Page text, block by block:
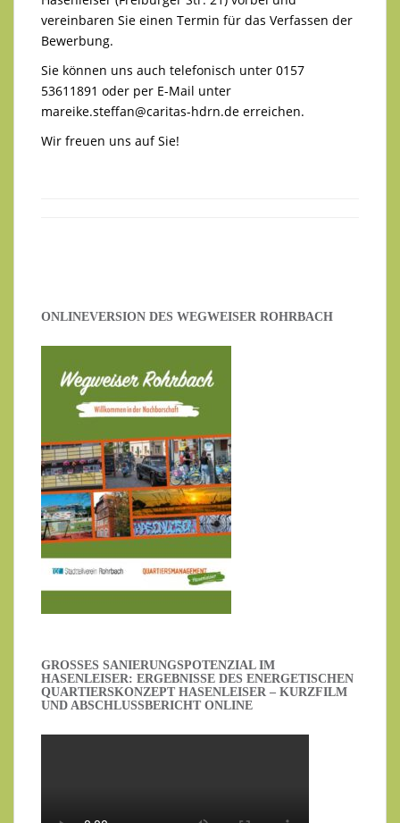
vereinbaren Sie einen Termin für das Verfassen der
Bewerbung.
Sie können uns auch telefonisch unter 0157
53611891 oder per E-Mail unter
mareike.steffan@caritas-hdrn.de erreichen.
Wir freuen uns auf Sie!
ONLINEVERSION DES WEGWEISER ROHRBACH
GROSSES SANIERUNGSPOTENZIAL IM H
ASENLEISER: ERGEBNISSE DES ENERGETISCHEN Q
UARTIERSKONZEPT HASENLEISER – KURZFILM U
ND ABSCHLUSSBERICHT ONLINE